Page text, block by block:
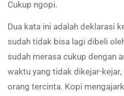
Cukup ngopi.
Dua kata ini adalah deklarasi
sudah tidak bisa lagi dibeli
sudah merasa cukup dengan
waktu yang tidak dikejar-
orang tercinta. Kopi